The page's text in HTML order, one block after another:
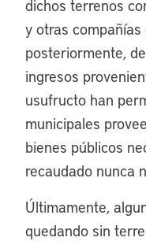
dichos terrenos
y otras
posteriormente,
ingresos
usufructo han
municipales
bienes públicos
recaudado nunca
Últimamente,
quedando sin